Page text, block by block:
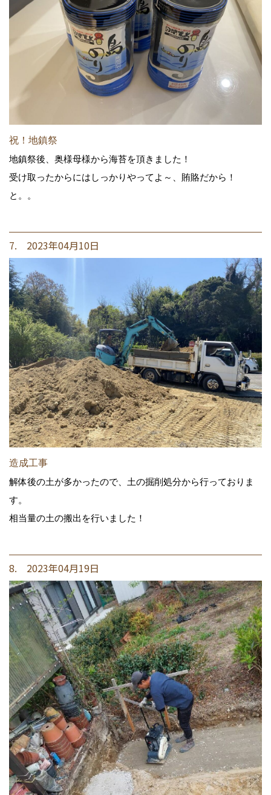
祝！地鎮祭
地鎮祭後、奥様母様から海苔を頂きました！
受け取ったからにはしっかりやってよ～、賄賂だから！
と。。
7. 2023年04月10日
造成工事
解体後の土が多かったので、土の掘削処分から行っておりま
す。
相当量の土の搬出を行いました！
8. 2023年04月19日